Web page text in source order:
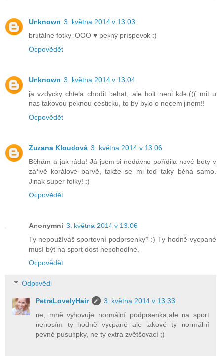
Unknown 3. května 2014 v 13:03
brutálne fotky :OOO ♥ pekný príspevok :)
Odpovědět
Unknown 3. května 2014 v 13:04
ja vzdycky chtela chodit behat, ale holt neni kde:((( mit u
nas takovou peknou cesticku, to by bylo o necem jinem!!
Odpovědět
Zuzana Kloudová 3. května 2014 v 13:06
Běhám a jak ráda! Já jsem si nedávno pořídila nové boty v
zářivě korálové barvě, takže se mi teď taky běhá samo.
Jinak super fotky! :)
Odpovědět
Anonymní 3. května 2014 v 13:06
Ty nepoužíváš sportovní podprsenky? :) Ty hodně vycpané
musí být na sport dost nepohodlné.
Odpovědět
Odpovědi
PetraLovelyHair
3. května 2014 v 13:33
ne, mně vyhovuje normální podprsenka,ale na sport
nenosím ty hodně vycpané ale takové ty normální
pevné pusuhpky, ne ty extra zvětšovací ;)